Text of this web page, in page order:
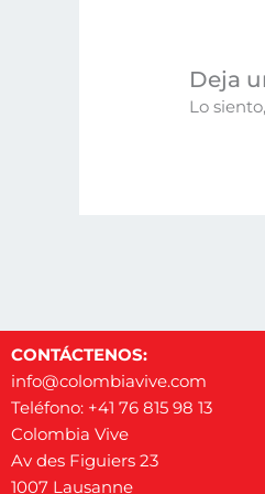
Deja
Lo
CONTÁCTENOS:
info@colombiavive.com
Teléfono: +41 76 815 98 13
Colombia Vive
Av des Figuiers 23
1007 Lausanne